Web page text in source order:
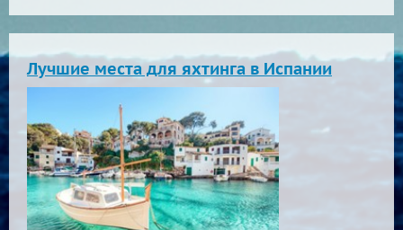
Лучшие места для яхтинга в Испании